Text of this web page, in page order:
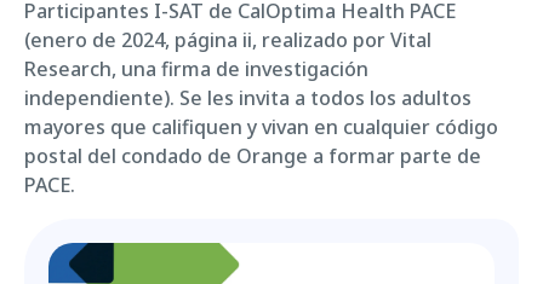
Participantes I-SAT de CalOptima Health PACE
(enero de 2024, página ii, realizado por Vital
Research, una firma de investigación
independiente). Se les invita a todos los adultos
mayores que califiquen y vivan en cualquier código
postal del condado de Orange a formar parte de
PACE.